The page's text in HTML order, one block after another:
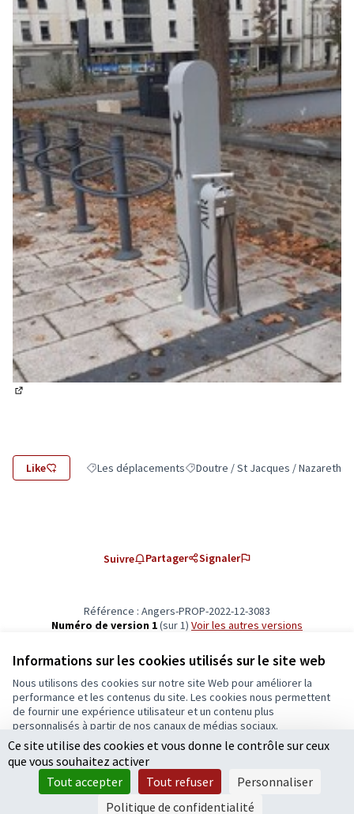
Informations sur les cookies utilisés sur le site web
Nous utilisons des cookies sur notre site Web pour améliorer la
performance et les contenus du site. Les cookies nous permettent
de fournir une expérience utilisateur et un contenu plus
personnalisés à partir de nos canaux de médias sociaux.
Tout accepter
Accepter seulement les cookies essentiels
Paramètres
Like Filtrer les résultats de la catégorie : Les déplacements
Les déplacementsFiltrer les résultats pour le secteur
Doutre / St Jacques / Nazareth
Suivre Partager Signaler
Référence : Angers-PROP-2022-12-3083
Numéro de version 1(sur 1)
voir les autres versions
Conditions d'utilisation
Paramètres des cookies
Ecrivons Angers sur X
(Lien externe)
Ecrivons Angers sur Facebook
(Lien externe)
logiciel libre Decidim .
Licence
(Lien
Ce site utilise des cookies et vous donne le contrôle sur ceux
que vous souhaitez activer
Tout accepter
Tout refuser
Personnaliser
Politique de confidentialité